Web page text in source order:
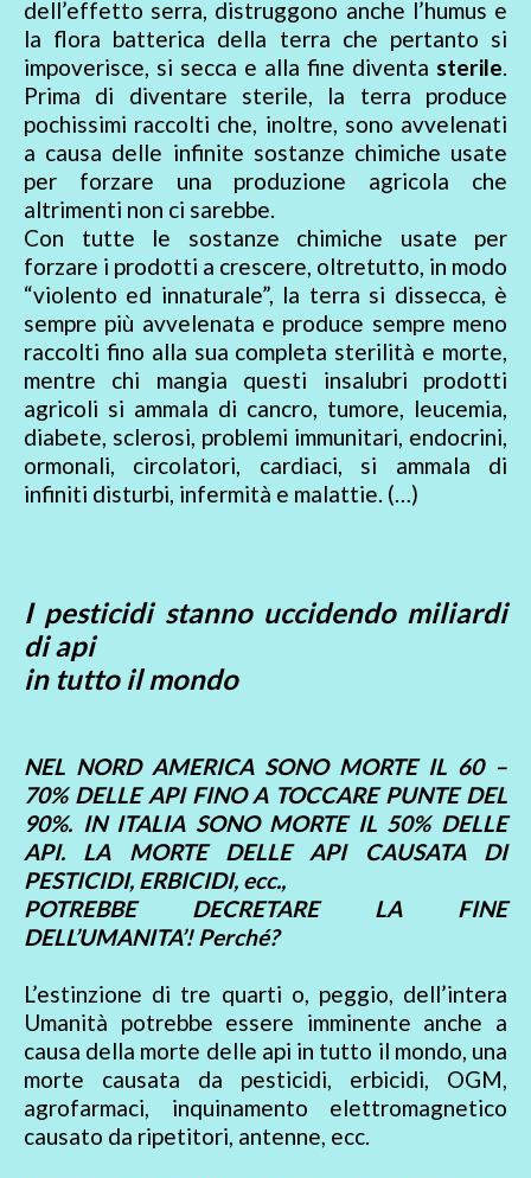
dell’effetto serra, distruggono anche l’humus e
la flora batterica della terra che pertanto si
impoverisce, si secca e alla fine diventa sterile.
Prima di diventare sterile, la terra produce
pochissimi raccolti che, inoltre, sono avvelenati
a causa delle infinite sostanze chimiche usate
per forzare una produzione agricola che
altrimenti non ci sarebbe.
Con tutte le sostanze chimiche usate per
forzare i prodotti a crescere, oltretutto, in modo
“violento ed innaturale”, la terra si dissecca, è
sempre più avvelenata e produce sempre meno
raccolti fino alla sua completa sterilità e morte,
mentre chi mangia questi insalubri prodotti
agricoli si ammala di cancro, tumore, leucemia,
diabete, sclerosi, problemi immunitari, endocrini,
ormonali, circolatori, cardiaci, si ammala di
infiniti disturbi, infermità e malattie. (…)
I pesticidi stanno uccidendo miliardi
di api
in tutto il mondo
NEL NORD AMERICA SONO MORTE IL 60 –
70% DELLE API FINO A TOCCARE PUNTE DEL
90%. IN ITALIA SONO MORTE IL 50% DELLE
API. LA MORTE DELLE API CAUSATA DI
PESTICIDI, ERBICIDI, ecc.,
POTREBBE DECRETARE LA FINE
DELL’UMANITA’! Perché?
L’estinzione di tre quarti o, peggio, dell’intera
Umanità potrebbe essere imminente anche a
causa della morte delle api in tutto il mondo, una
morte causata da pesticidi, erbicidi, OGM,
agrofarmaci, inquinamento elettromagnetico
causato da ripetitori, antenne, ecc.